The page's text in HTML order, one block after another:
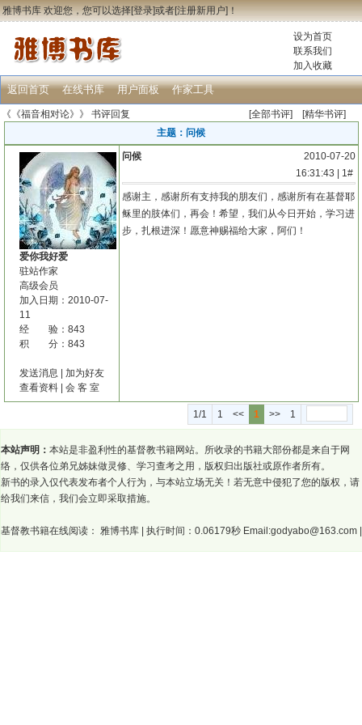
雅博书库 欢迎您，您可以选择[登录]或者[注册新用户]！
设为首页
联系我们
加入收藏
返回首页 在线书库 用户面板 作家工具
《《福音相对论》》 书评回复 [全部书评] [精华书评]
主题：问候
爱你我好爱
驻站作家
高级会员
加入日期：2010-07-
11
经 验：843
积 分：843
发送消息
加为好友
查看资料| 会 客 室
问候
2010-07-20
16:31:43 |
1#
感谢主，感谢所有支持我的朋友们，感谢所有在基督耶
稣里的肢体们，再会！希望，我们从今日开始，学习进
步，扎根进深！愿意神赐福给大家，阿们！
1/1 1 << 1 >> 1
本站声明： 本站是非盈利性的基督教书籍网站。所收录的书籍大部份都是来自于网
络，仅供各位弟兄姊妹做灵修、学习查考之用，版权归出版社或原作者所有。
新书的录入仅代表发布者个人行为，与本站立场无关！若无意中侵犯了您的版权，请
给我们来信，我们会立即采取措施。
基督教书籍在线阅读： 雅博书库 | 执行时间：0.06179秒 Email:godyabo@163.com |